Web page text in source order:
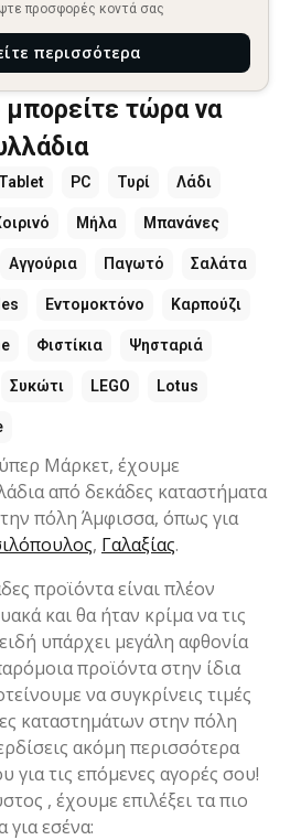
προσφορές κοντά σας
περισσότερα
μπορείτε τώρα να
Tablet PC Τυρί Λάδι
Μήλα Μπανάνες
Αγγούρια Παγωτό Σαλάτα
Εντομοκτόνο Καρπούζι
Φιστίκια Ψησταριά
Συκώτι LEGO Lotus
Μάρκετ, έχουμε
από δεκάδες καταστήματα
πόλη Άμφισσα, όπως για
, Γαλαξίας.
προϊόντα είναι πλέον
και θα ήταν κρίμα να τις
υπάρχει μεγάλη αφθονία
προϊόντα στην ίδια
να συγκρίνεις τιμές
καταστημάτων στην πόλη
ακόμη περισσότερα
για τις επόμενες αγορές σου!
, έχουμε επιλέξει τα πιο
εσένα: